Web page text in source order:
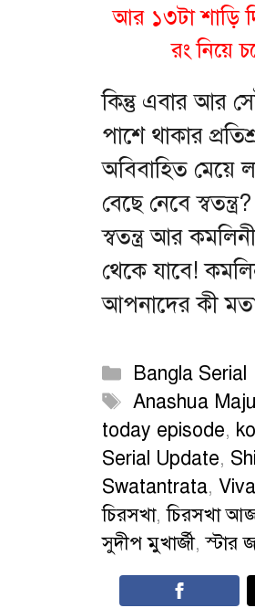
আর ১৩টা শাড়ি
রং নিয়ে
কিন্তু এবার আর
পাশে থাকার
অবিবাহিত মেয়ে
বেছে নেবে
স্বতন্ত্র আর
থেকে যাবে!
আপনাদের কী
Categories
Bangla Serial
Tags
Anashua
today episode,
Serial Update,
Swatantrata,
চিরসখা,চিরসখা
সুদীপ মুখার্জী,স্টার